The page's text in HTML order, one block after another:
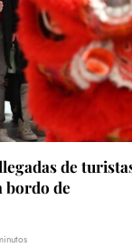
de
bordo de